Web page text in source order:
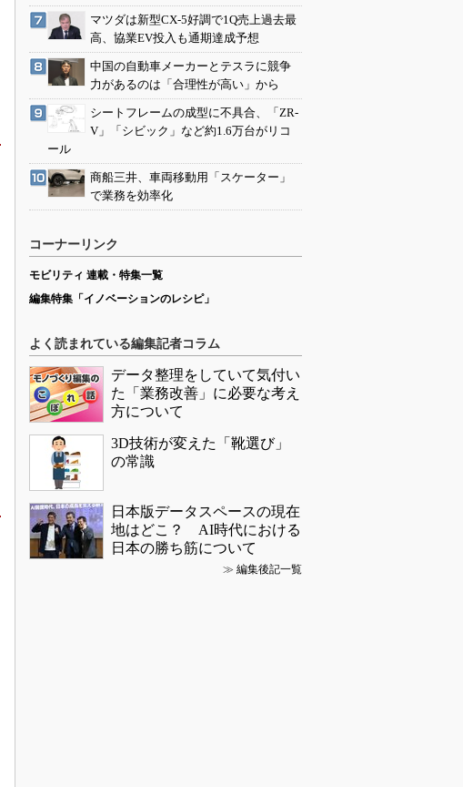
マツダは新型CX-5好調で1Q売上過去最
高、協業EV投入も通期達成予想
中国の自動車メーカーとテスラに競争
力があるのは「合理性が高い」から
シートフレームの成型に不具合、「ZR-
V」「シビック」など約1.6万台がリコ
ール
商船三井、車両移動用「スケーター」
で業務を効率化
コーナーリンク
モビリティ 連載・特集一覧
編集特集「イノベーションのレシピ」
よく読まれている編集記者コラム
データ整理をしていて気付い
た「業務改善」に必要な考え
方について
3D技術が変えた「靴選び」
の常識
日本版データスペースの現在
地はどこ？ AI時代における
日本の勝ち筋について
≫ 編集後記一覧